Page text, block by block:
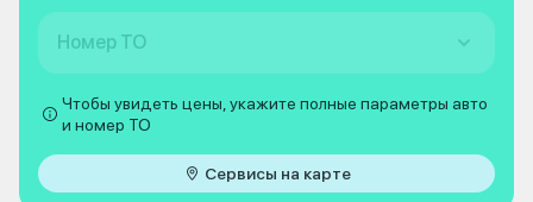
Номер ТО
Чтобы увидеть цены, укажите полные параметры авто
и номер ТО
Сервисы на карте